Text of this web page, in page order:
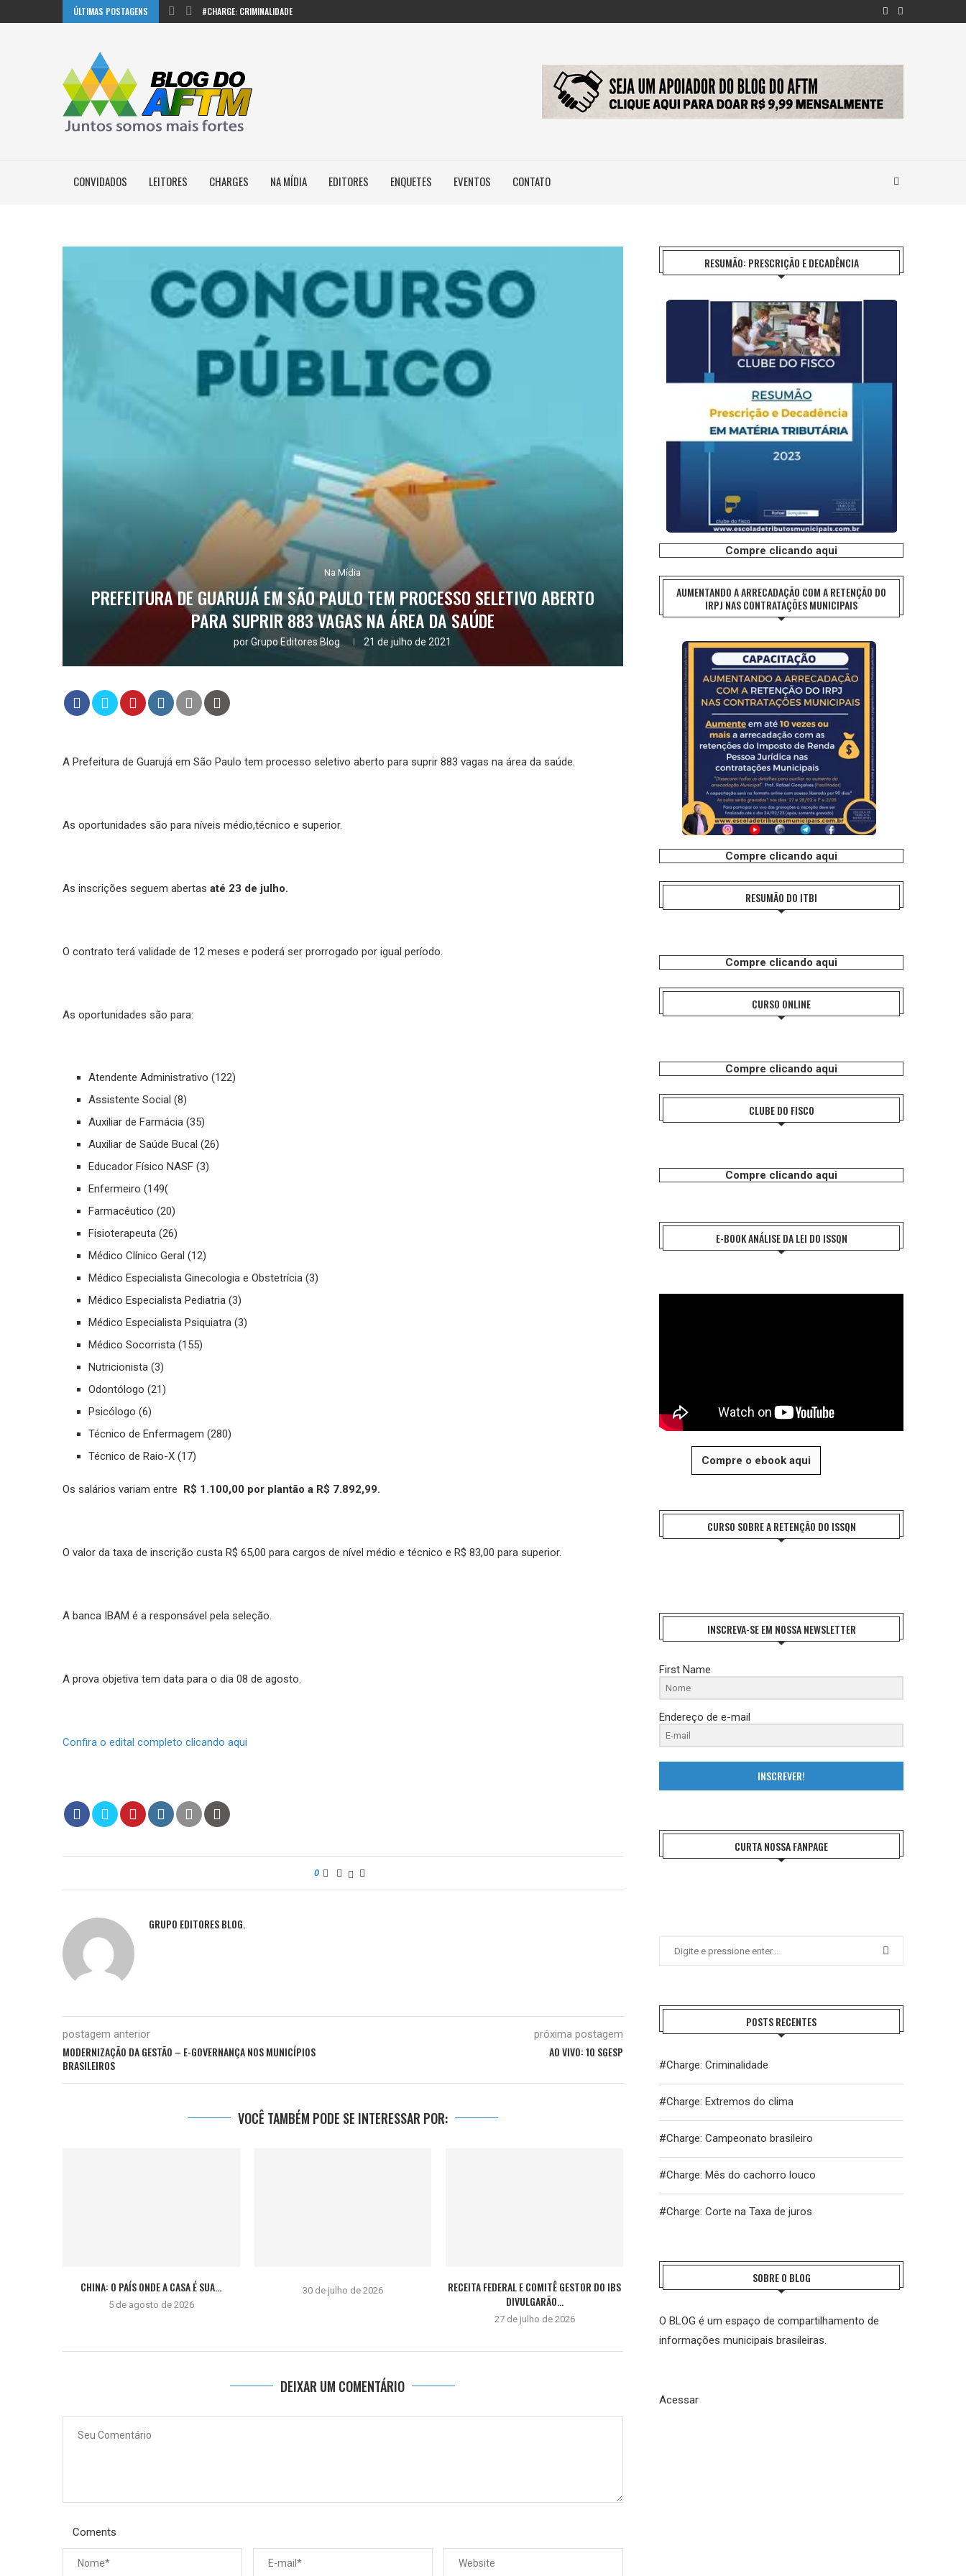
ÚLTIMAS POSTAGENS #CHARGE: CRIMINALIDADE
CONVIDADOS LEITORES CHARGES NA MÍDIA EDITORES ENQUETES EVENTOS CONTATO
Na Mídia
PREFEITURA DE GUARUJÁ EM SÃO PAULO TEM PROCESSO SELETIVO ABERTO
PARA SUPRIR 883 VAGAS NA ÁREA DA SAÚDE
porGrupo Editores Blog. 21 de julho de 2021
A Prefeitura de Guarujá em São Paulo tem processo seletivo aberto para suprir 883 vagas na área da saúde.
As oportunidades são para níveis médio,técnico e superior.
As inscrições seguem abertas até 23 de julho.
O contrato terá validade de 12 meses e poderá ser prorrogado por igual período.
As oportunidades são para:
Atendente Administrativo (122)
Assistente Social (8)
Auxiliar de Farmácia (35)
Auxiliar de Saúde Bucal (26)
Educador Físico NASF (3)
Enfermeiro (149(
Farmacêutico (20)
Fisioterapeuta (26)
Médico Clínico Geral (12)
Médico Especialista Ginecologia e Obstetrícia (3)
Médico Especialista Pediatria (3)
Médico Especialista Psiquiatra (3)
Médico Socorrista (155)
Nutricionista (3)
Odontólogo (21)
Psicólogo (6)
Técnico de Enfermagem (280)
Técnico de Raio-X (17)
Os salários variam entre R$ 1.100,00 por plantão a R$ 7.892,99.
O valor da taxa de inscrição custa R$ 65,00 para cargos de nível médio e técnico e R$ 83,00 para superior.
A banca IBAM é a responsável pela seleção.
A prova objetiva tem data para o dia 08 de agosto.
Confira o edital completo clicando aqui
0
GRUPO EDITORES BLOG.
postagem anterior
MODERNIZAÇÃO DA GESTÃO – E-GOVERNANÇA NOS MUNICÍPIOS
BRASILEIROS
próxima postagem
AO VIVO: 10 SGESP
VOCÊ TAMBÉM PODE SE INTERESSAR POR:
CHINA: O PAÍS ONDE A CASA É SUA...
5 de agosto de 2026
30 de julho de 2026
RECEITA FEDERAL E COMITÊ GESTOR DO IBS
DIVULGARÃO...
27 de julho de 2026
DEIXAR UM COMENTÁRIO
Coments
RESUMÃO: PRESCRIÇÃO E DECADÊNCIA
Compre clicando aqui
AUMENTANDO A ARRECADAÇÃO COM A RETENÇÃO DO
IRPJ NAS CONTRATAÇÕES MUNICIPAIS
Compre clicando aqui
RESUMÃO DO ITBI
Compre clicando aqui
CURSO ONLINE
Compre clicando aqui
CLUBE DO FISCO
Compre clicando aqui
E-BOOK ANÁLISE DA LEI DO ISSQN
Compre o ebook aqui
CURSO SOBRE A RETENÇÃO DO ISSQN
INSCREVA-SE EM NOSSA NEWSLETTER
First Name
Endereço de e-mail
INSCREVER!
CURTA NOSSA FANPAGE
POSTS RECENTES
#Charge: Criminalidade
#Charge: Extremos do clima
#Charge: Campeonato brasileiro
#Charge: Mês do cachorro louco
#Charge: Corte na Taxa de juros
SOBRE O BLOG
O BLOG é um espaço de compartilhamento de
informações municipais brasileiras.
Acessar